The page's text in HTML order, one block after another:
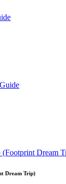
Dream Trip)